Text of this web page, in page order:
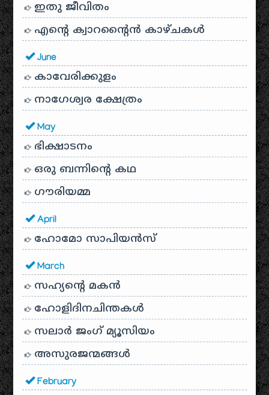
ഇതു ജീവിതം
എന്റെ ക്വാറന്റൈൻ കാഴ്ചകൾ
June
കാവേരിക്കുളം
നാഗേശ്വര ക്ഷേത്രം
May
ഭിക്ഷാടനം
ഒരു ബന്നിന്റെ കഥ
ഗൗരിയമ്മ
April
ഹോമോ സാപിയൻസ്
March
സഹ്യന്റെ മകൻ
ഹോളിദിനചിന്തകൾ
സലാർ ജംഗ് മ്യൂസിയം
അസുരജന്മങ്ങൾ
February